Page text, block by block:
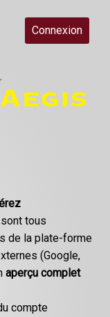
Connexion
tous
de la plate-forme
(Google,
aperçu complet
compte